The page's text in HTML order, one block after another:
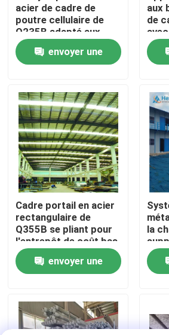
Produits
Au sujet de nous
Visite d'usine
Contrôle de qualité
Contactez-nous
Nouvelles
Cas
Botte de cadre de l'espace
acier de cadre de
poutre cellulaire de
Q235B adapté aux
besoins du client pour
le hangarenvoyer une
aux
de
Cadre portail en acier
rectangulaire de
Q355B se pliant pour
l'entrepôt de coût bas
envoyer une
la
des